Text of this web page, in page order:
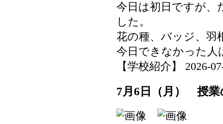
今日は初日ですが、
した。
花の種、バッジ、羽
今日できなかった人
【学校紹介】 2026-
7月6日（月） 授業